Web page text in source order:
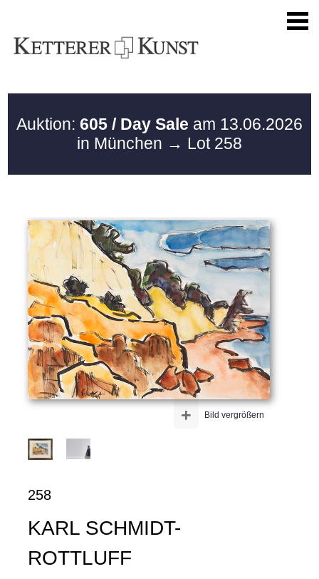
Auktion: 605 / Day Sale am 13.06.2026
in München → Lot 258
Bild vergrößern
+
258
KARL SCHMIDT-
ROTTLUFF